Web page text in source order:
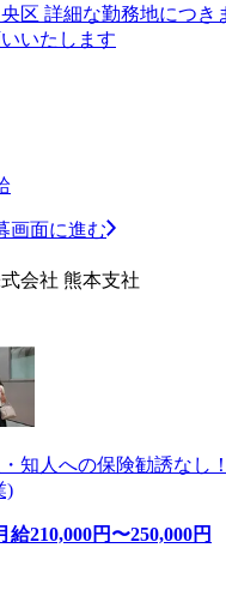
区 詳細な勤務地につき
いたします
画面に進む
会社 熊本支社
・知人への保険勧誘なし
)
給210,000円〜250,000円